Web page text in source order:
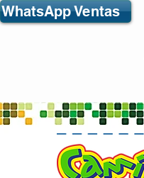
WhatsApp Ventas